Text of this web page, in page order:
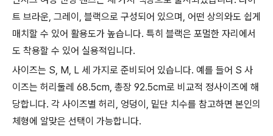
트 브라운, 그레이, 블랙으로 구성되어 있으며, 어떤 상의와도 쉽게
매치할 수 있어 활용도가 높습니다. 특히 블랙은 포멀한 자리에서
도 착용할 수 있어 실용적입니다.
사이즈는 S, M, L 세 가지로 준비되어 있습니다. 예를 들어 S 사
이즈는 허리둘레 68.5cm, 총장 92.5cm로 비교적 정사이즈에 해
당합니다. 각 사이즈별 허리, 엉덩이, 밑단 치수를 참고하면 본인의
체형에 알맞은 선택이 가능합니다.